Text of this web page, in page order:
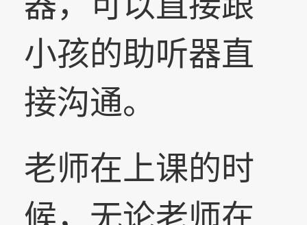
小孩的助听器直
接沟通。
老师在上课的时
候，无论老师在